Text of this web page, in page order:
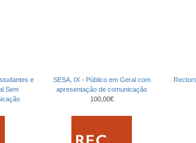
e
Sem
SESA, IX - Público em Geral com
apresentação de comunicação
100,00€